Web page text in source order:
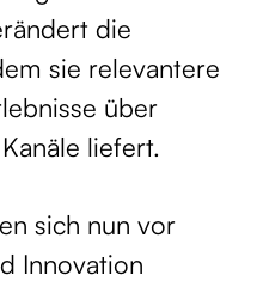
die
sie relevantere
über
liefert.
sich nun vor
Innovation